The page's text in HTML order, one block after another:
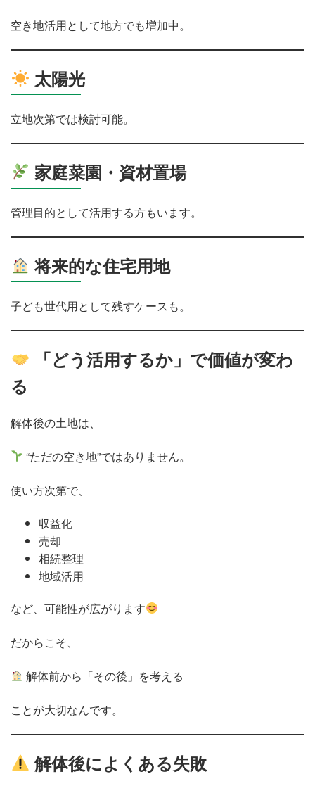
空き地活用として地方でも増加中。
太陽光
立地次第では検討可能。
家庭菜園・資材置場
管理目的として活用する方もいます。
将来的な住宅用地
子ども世代用として残すケースも。
「どう活用するか」で価値が変わ
る
解体後の土地は、
“ただの空き地”ではありません。
使い方次第で、
収益化
売却
相続整理
地域活用
など、可能性が広がります
だからこそ、
解体前から「その後」を考える
ことが大切なんです。
解体後によくある失敗